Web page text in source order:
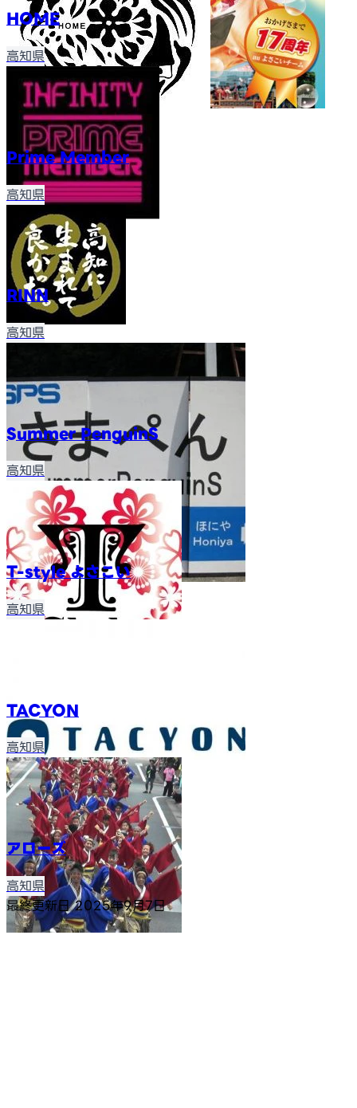
HOME
高知県
Prime Member
高知県
RINN
高知県
Summer PenguinS
高知県
T-style よさこい
高知県
TACYON
高知県
アローズ
高知県
最終更新日2025年9月7日